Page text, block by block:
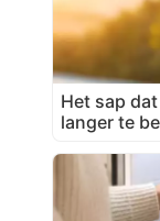
Het sap
langer te